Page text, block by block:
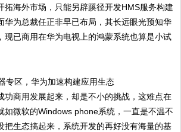
拓海外市场，只能另辟蹊径开发HMS服务构建
华为总裁任正非早已布局，其长远眼光预知华
现已商用在华为电视上的鸿蒙系统也算是小试
功商用发展起来，却是不小的挑战，这难点在
如微软的Windows phone系统，一直是不温不
把生态搞起来，系统开发的再好没有海量的基